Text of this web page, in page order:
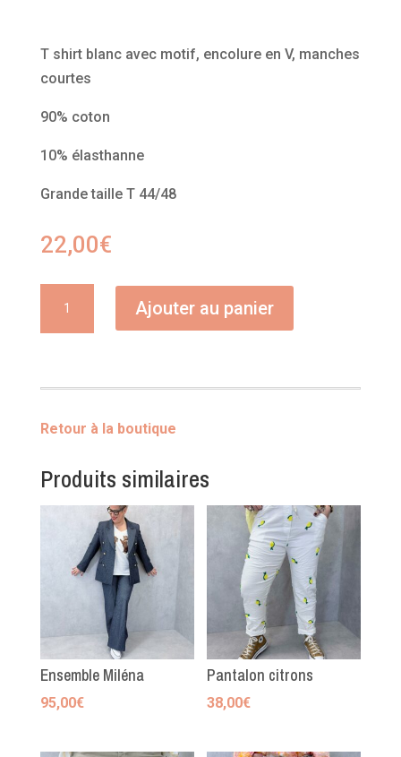
T shirt blanc avec motif, encolure en V, manches
courtes
90% coton
10% élasthanne
Grande taille T 44/48
22,00€
Ajouter au panier
Retour à la boutique
Produits similaires
Ensemble Miléna
95,00€
Pantalon citrons
38,00€